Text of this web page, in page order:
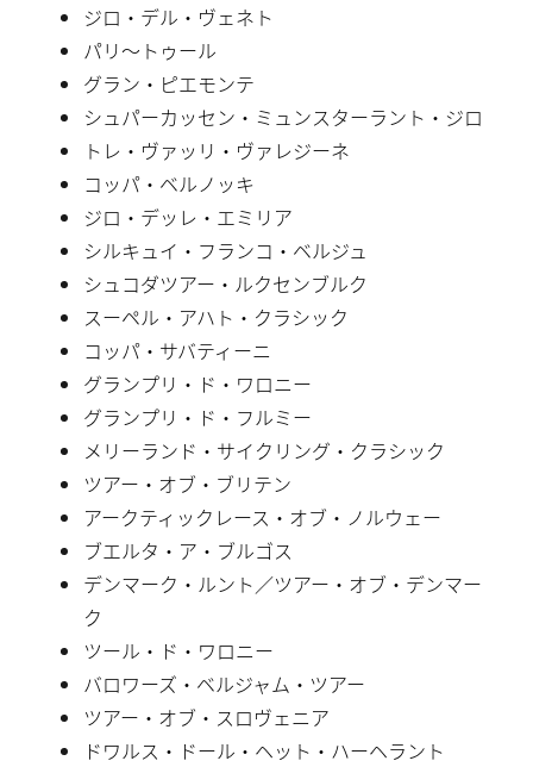
ジロ・デル・ヴェネト
パリ〜トゥール
グラン・ピエモンテ
シュパーカッセン・ミュンスターラント・ジロ
トレ・ヴァッリ・ヴァレジーネ
コッパ・ベルノッキ
ジロ・デッレ・エミリア
シルキュイ・フランコ・ベルジュ
シュコダツアー・ルクセンブルク
スーペル・アハト・クラシック
コッパ・サバティーニ
グランプリ・ド・ワロニー
グランプリ・ド・フルミー
メリーランド・サイクリング・クラシック
ツアー・オブ・ブリテン
アークティックレース・オブ・ノルウェー
ブエルタ・ア・ブルゴス
デンマーク・ルント／ツアー・オブ・デンマー
ク
ツール・ド・ワロニー
バロワーズ・ベルジャム・ツアー
ツアー・オブ・スロヴェニア
ドワルス・ドール・ヘット・ハーヘラント